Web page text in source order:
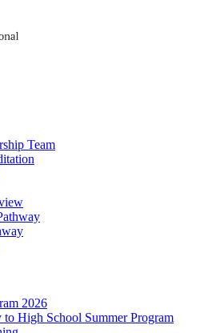
Team
2026
to High School Summer Program